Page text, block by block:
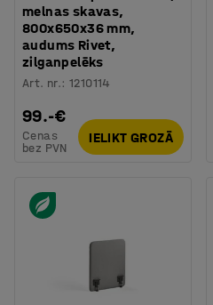
melnas skavas,
800x650x36 mm,
audums Rivet,
zilganpelēks
Art. nr.:1210114
99.-€
Cenas
bez PVN
IELIKT GROZĀ